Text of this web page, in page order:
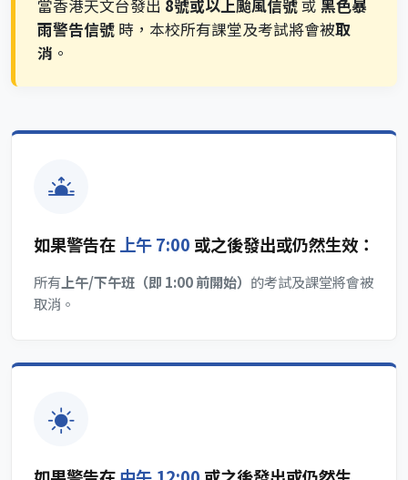
當香港天文台發出 8號或以上颱風信號或 黑色暴
雨警告信號 時，本校所有課堂及考試將會被取
消 。
如果警告在上午 7:00 或之後發出或仍然生效：
所有 上午/下午班（即 1:00 前開始） 的考試及課堂將會被
取消。